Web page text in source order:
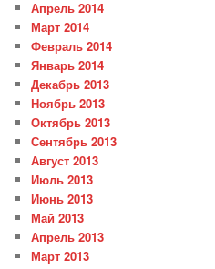
Апрель 2014
Март 2014
Февраль 2014
Январь 2014
Декабрь 2013
Ноябрь 2013
Октябрь 2013
Сентябрь 2013
Август 2013
Июль 2013
Июнь 2013
Май 2013
Апрель 2013
Март 2013